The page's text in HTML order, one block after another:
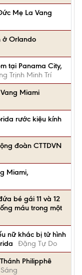
Mẹ La Vang
ở Orlando
tại Panama City,
Trịnh Minh Trí
Miami
rước kiệu kính
đoàn CTTDVN
Miami,
bé gái 11 và 12
máu trong một
nữ khác bị tử hình
Đặng Tự Do
Philipphê